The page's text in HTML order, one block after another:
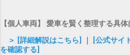
【個人車両】 愛車を賢く整理する具
＞ [詳細解説はこちら]
[公式サイ
を確認する]